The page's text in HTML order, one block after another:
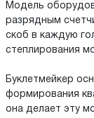
Модель
разрядным
скоб в каждую
степлирования
Буклетмейкер
формирования
она делает эту